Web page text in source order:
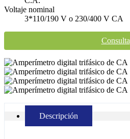
Voltaje nominal
3*110/190 V o 230/400 V CA
Consulta
Descripción